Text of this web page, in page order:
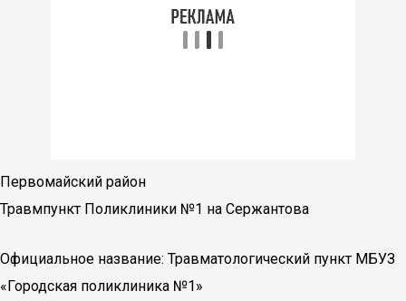
Первомайский район
Травмпункт Поликлиники №1 на Сержантова
Официальное название: Травматологический пункт МБУЗ
«Городская поликлиника №1»